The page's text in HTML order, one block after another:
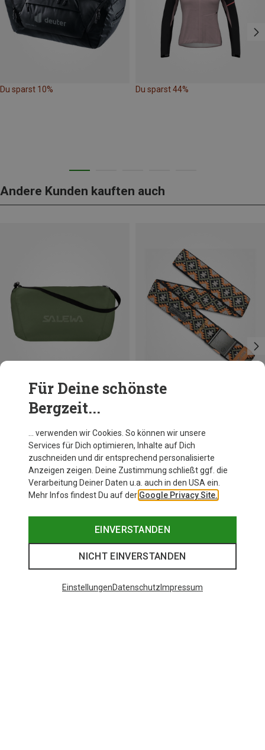
Du sparst 10% Du sparst 44%
Andere Kunden kauften auch
+5
Ultralight Duffle 28 Reisetasche
Arcade
Vernan Kee Gürtel
34,95 €
Für Deine schönste
Bergzeit...
… verwenden wir Cookies. So können wir unsere
Services für Dich optimieren, Inhalte auf Dich
zuschneiden und dir entsprechend personalisierte
Anzeigen zeigen. Deine Zustimmung schließt ggf. die
Verarbeitung Deiner Daten u.a. auch in den USA ein.
Mehr Infos findest Du auf der Google Privacy Site.
EINVERSTANDEN
NICHT EINVERSTANDEN
EinstellungenDatenschutz Impressum